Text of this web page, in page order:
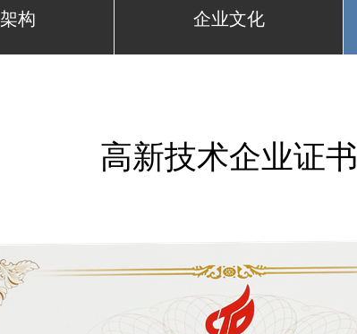
构 企业文化
高新技术企业证书